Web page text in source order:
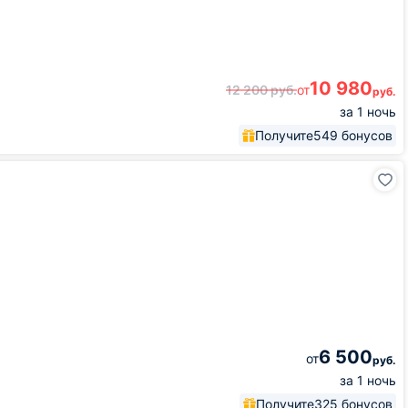
12 200руб.от10 980руб.
за 1 ночь
Получите549 бонусов
от6 500руб.
за 1 ночь
Получите325 бонусов